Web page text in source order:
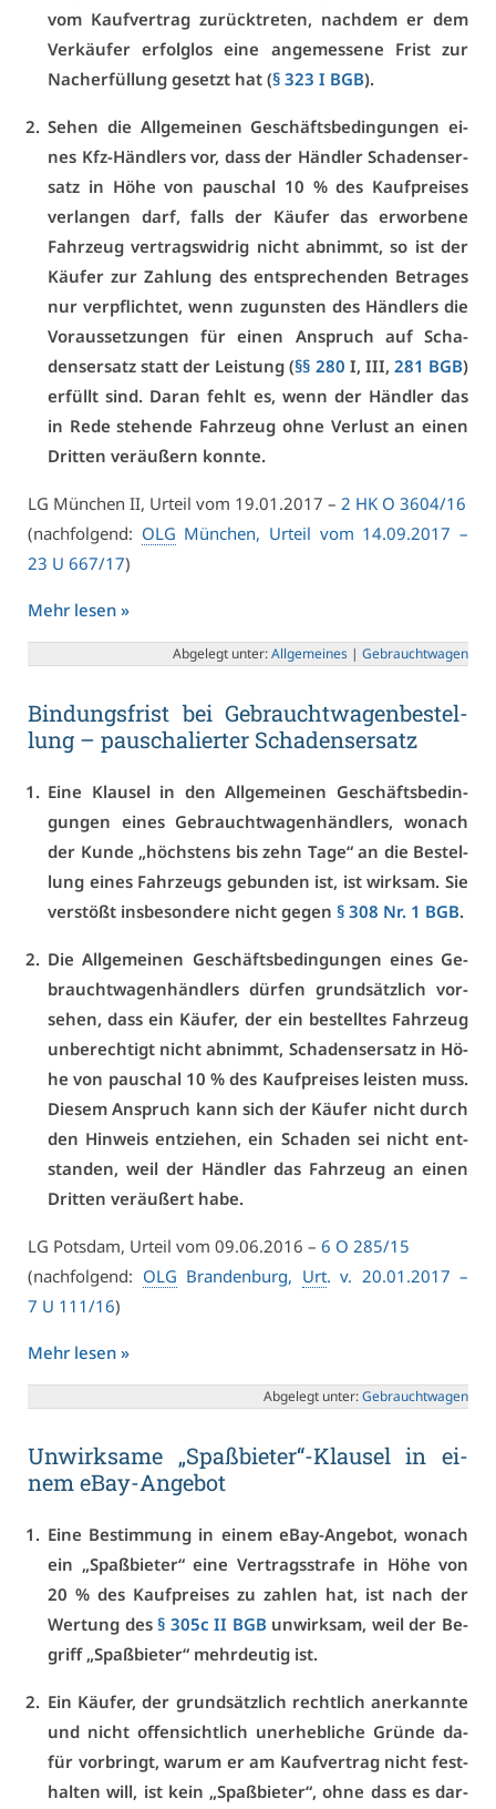
vom Kauf­ver­trag zu­rück­tre­ten, nach­dem er dem
Ver­käu­fer er­folg­los ei­ne an­ge­mes­se­ne Frist zur
Nach­er­fül­lung ge­setzt hat (§ 323 I BGB).
Se­hen die All­ge­mei­nen Ge­schäfts­be­din­gun­gen ei­
nes Kfz-Händ­lers vor, dass der Händ­ler Scha­dens­er­
satz in Hö­he von pau­schal 10 % des Kauf­prei­ses
ver­lan­gen darf, falls der Käu­fer das er­wor­be­ne
Fahr­zeug ver­trags­wid­rig nicht ab­nimmt, so ist der
Käu­fer zur Zah­lung des ent­spre­chen­den Be­tra­ges
nur ver­pflich­tet, wenn zu­guns­ten des Händ­lers die
Vor­aus­set­zun­gen für ei­nen An­spruch auf Scha­
dens­er­satz statt der Leis­tung (§§ 280 I, III, 281 BGB)
er­füllt sind. Dar­an fehlt es, wenn der Händ­ler das
in Re­de ste­hen­de Fahr­zeug oh­ne Ver­lust an ei­nen
Drit­ten ver­äu­ßern konn­te.
LG Mün­chen II, Ur­teil vom 19.01.2017 – 2 HK O 3604/16
(nach­fol­gend: OLG Mün­chen, Ur­teil vom 14.09.2017 –
23 U 667/17)
Mehr le­sen »
Ab­ge­legt un­ter:All­ge­mei­nes | Ge­braucht­wa­gen
Bin­dungs­frist bei Ge­braucht­wa­gen­be­stel­
lung – pau­scha­lier­ter Scha­dens­er­satz
Ei­ne Klau­sel in den All­ge­mei­nen Ge­schäfts­be­din­
gun­gen ei­nes Ge­braucht­wa­gen­händ­lers, wo­nach
der Kun­de „höchs­tens bis zehn Ta­ge“ an die Be­stel­
lung ei­nes Fahr­zeugs ge­bun­den ist, ist wirk­sam. Sie
ver­stößt ins­be­son­de­re nicht ge­gen § 308 Nr. 1 BGB.
Die All­ge­mei­nen Ge­schäfts­be­din­gun­gen ei­nes Ge­
braucht­wa­gen­händ­lers dür­fen grund­sätz­lich vor­
se­hen, dass ein Käu­fer, der ein be­stell­tes Fahr­zeug
un­be­rech­tigt nicht ab­nimmt, Scha­dens­er­satz in Hö­
he von pau­schal 10 % des Kauf­prei­ses leis­ten muss.
Die­sem An­spruch kann sich der Käu­fer nicht durch
den Hin­weis ent­zie­hen, ein Scha­den sei nicht ent­
stan­den, weil der Händ­ler das Fahr­zeug an ei­nen
Drit­ten ver­äu­ßert ha­be.
LG Pots­dam, Ur­teil vom 09.06.2016 – 6 O 285/15
(nach­fol­gend: OLG Bran­den­burg, Urt. v. 20.01.2017 –
7 U 111/16)
Mehr le­sen »
Ab­ge­legt un­ter:Ge­braucht­wa­gen
Un­wirk­sa­me „Spaß­bie­ter“-Klau­sel in ei­
nem eBay-An­ge­bot
Ei­ne Be­stim­mung in ei­nem eBay-An­ge­bot, wo­nach
ein „Spaß­bie­ter“ ei­ne Ver­trags­stra­fe in Hö­he von
20 % des Kauf­prei­ses zu zah­len hat, ist nach der
Wer­tung des§ 305c II BGB un­wirk­sam, weil der Be­
griff „Spaß­bie­ter“ mehr­deu­tig ist.
Ein Käu­fer, der grund­sätz­lich recht­lich an­er­kann­te
und nicht of­fen­sicht­lich un­er­heb­li­che Grün­de da­
für vor­bringt, war­um er am Kauf­ver­trag nicht fest­
hal­ten will, ist kein „Spaß­bie­ter“, oh­ne dass es dar­